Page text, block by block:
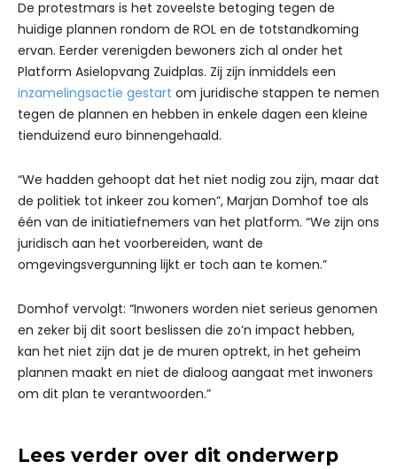
De protestmars is het zoveelste betoging tegen de
huidige plannen rondom de ROL en de totstandkoming
ervan. Eerder verenigden bewoners zich al onder het
Platform Asielopvang Zuidplas. Zij zijn inmiddels een
inzamelingsactie gestart om juridische stappen te nemen
tegen de plannen en hebben in enkele dagen een kleine
tienduizend euro binnengehaald.
“We hadden gehoopt dat het niet nodig zou zijn, maar dat
de politiek tot inkeer zou komen”, Marjan Domhof toe als
één van de initiatiefnemers van het platform. “We zijn ons
juridisch aan het voorbereiden, want de
omgevingsvergunning lijkt er toch aan te komen.”
Domhof vervolgt: “Inwoners worden niet serieus genomen
en zeker bij dit soort beslissen die zo’n impact hebben,
kan het niet zijn dat je de muren optrekt, in het geheim
plannen maakt en niet de dialoog aangaat met inwoners
om dit plan te verantwoorden.”
Lees verder over dit onderwerp